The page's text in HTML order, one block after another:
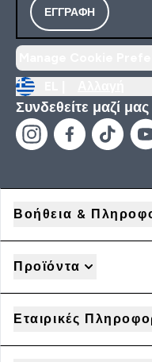
ΕΓΓΡΑΦΉ
Συνδεθείτε μαζί μας
Βοήθεια &
Προϊόντα
Εταιρικές